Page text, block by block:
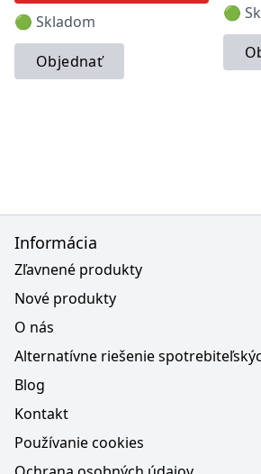
🟢 Skladom
Objednať
🟢
Informácia
Zľavnené produkty
Nové produkty
O nás
Alternatívne riešenie
Blog
Kontakt
Používanie cookies